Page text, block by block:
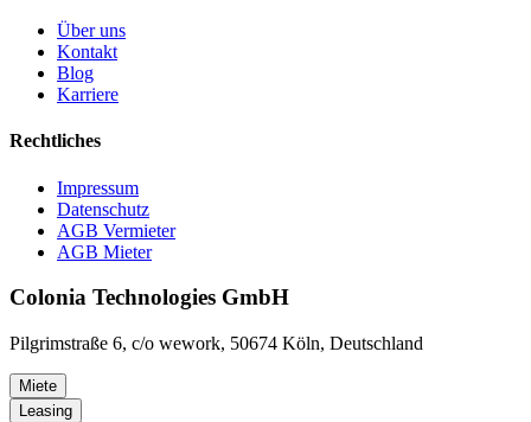
Über uns
Kontakt
Blog
Karriere
Rechtliches
Impressum
Datenschutz
AGB Vermieter
AGB Mieter
Colonia Technologies GmbH
Pilgrimstraße 6, c/o wework, 50674 Köln, Deutschland
Miete
Leasing